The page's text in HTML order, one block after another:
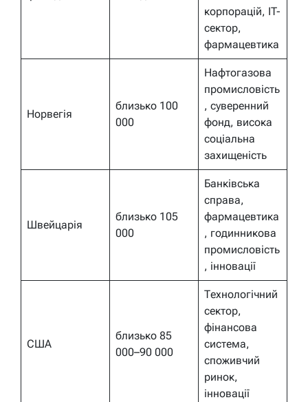
корпорацій, IT-
сектор,
фармацевтика
Норвегія
близько 100
000
Нафтогазова
промисловість
, суверенний
фонд, висока
соціальна
захищеність
Швейцарія
близько 105
000
Банківська
справа,
фармацевтика
, годинникова
промисловість
, інновації
США
близько 85
000–90 000
Технологічний
сектор,
фінансова
система,
споживчий
ринок,
інновації